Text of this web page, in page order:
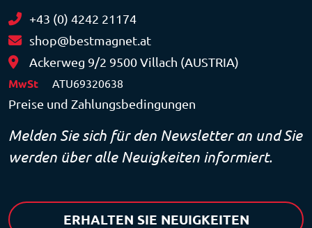
+43 (0) 4242 21174
shop@bestmagnet.at
Ackerweg 9/2 9500 Villach (AUSTRIA)
MwSt ATU69320638
Preise und Zahlungsbedingungen
Melden Sie sich für den Newsletter an und Sie
werden über alle Neuigkeiten informiert.
ERHALTEN SIE NEUIGKEITEN